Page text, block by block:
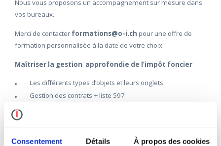
Consentement Détails À propos des cookies
Nous vous proposons un accompagnement sur mesure dans
vos bureaux.
Merci de contacter formations@o-i.ch pour une offre de
formation personnalisée à la date de votre choix.
Maîtriser la gestion approfondie de l’impôt foncier
Les différents types d’objets et leurs onglets
Gestion des contrats + liste 597